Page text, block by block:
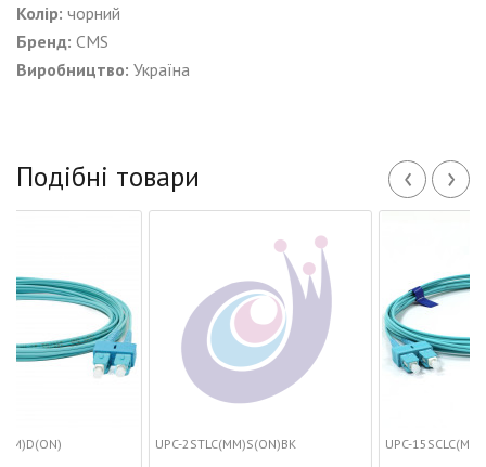
Колір: чорний
Бренд: CMS
Виробництво: Україна
Подібні товари ‹ ›
UPC-2STLC(MM)S(ON)BK UPC-15SCLC(MM)D(ON)S